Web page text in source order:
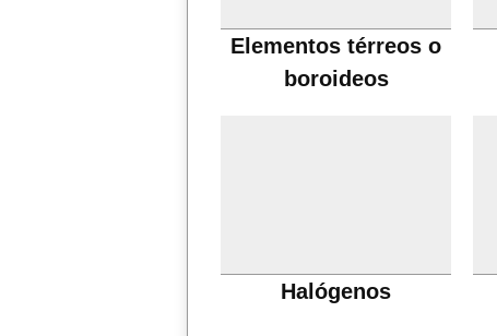
Elementos térreos o
boroideos
Halógenos